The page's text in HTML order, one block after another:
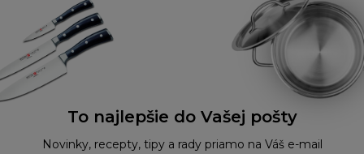
To najlepšie do Vašej pošty
Novinky, recepty, tipy a rady priamo na Váš e-mail